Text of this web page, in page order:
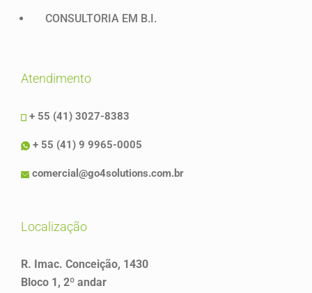
CONSULTORIA EM B.I.
atendimento
+ 55 (41) 3027-8383
+ 55 (41) 9 9965-0005
comercial@go4solutions.com.br
localização
R. Imac. Conceição, 1430
Bloco 1, 2º andar